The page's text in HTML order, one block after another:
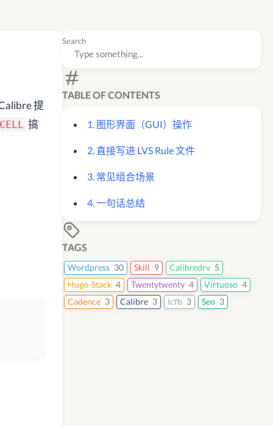
Search
TABLE OF CONTENTS
1. 图形界面（GUI）操作
2. 直接写进 LVS Rule 文件
3. 常见组合场景
4. 一句话总结
TAGS
Wordpress 30 Skill 9 Calibredrv 5
Hugo-Stack 4 Twentytwenty 4 Virtuoso 4
Cadence 3 Calibre 3 Icfb 3 Seo 3
提
搞